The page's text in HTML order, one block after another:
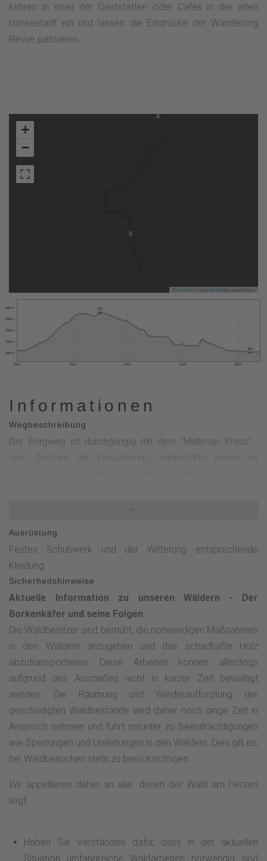
kehren in einer der Gaststätten oder Cafés in der alten
Hansestadt ein und lassen die Eindrücke der Wanderung
Revue passieren.
9
4
+
−
Leaflet OpenStreetMapcontributors
0 km 2 km 4 km 6 km 8 km
400 m
450 m
500 m
550 m
600 m
404
579
Informationen
Wegbeschreibung
Der Bergweg ist durchgängig mit dem "Malteser Kreuz" ,
dem Zeichen der Kreuzherren, markiert.Wo immer es
Malteser Kreuz zunächst etwa 500m nach links an der
Straße entlang. Wir biegen nach rechts "Zum Brande"
bergauf und erreichen eine Schutzhütte, weiter dem
Malteser Kreuz folgend, tauchen wir in den Wald am
Spieberg ein. Wir erreichen das Kamenderkreuz und
wandern nach links abwärts bis zur Kuckucksuhle. Weiter
geht's nach links auf dem asphaltierten Weg, anschließend
nach rechts in Richtung Hasenkammer, über den
Motorikpfad, weiter nach links und im Rechtsbogen in
Richtung Weddelsee, wo wir die Portaltafel des
Medebacher Bergwegs erreichen.
Ausrüstung
Festes Schuhwerk und der Witterung entsprechende
Kleidung.
Sicherheitshinweise
Aktuelle Information zu unseren Wäldern - Der
Borkenkäfer und seine Folgen
Die Waldbesitzer sind bemüht, die notwendigen Maßnahmen
in den Wäldern anzugehen und das schadhafte Holz
abzutransportieren. Diese Arbeiten können allerdings
aufgrund des Ausmaßes nicht in kurzer Zeit bewältigt
werden. Die Räumung und Wiederaufforstung der
geschädigten Waldbestände wird daher noch lange Zeit in
Anspruch nehmen und führt mitunter zu Beeinträchtigungen
wie Sperrungen und Umleitungen in den Wäldern. Dies gilt es,
bei Waldbesuchen stets zu berücksichtigen.
Wir appellieren daher an alle, denen der Wald am Herzen
liegt:
Haben Sie Verständnis dafür, dass in der aktuellen
Situation umfangreiche Waldarbeiten notwendig sind